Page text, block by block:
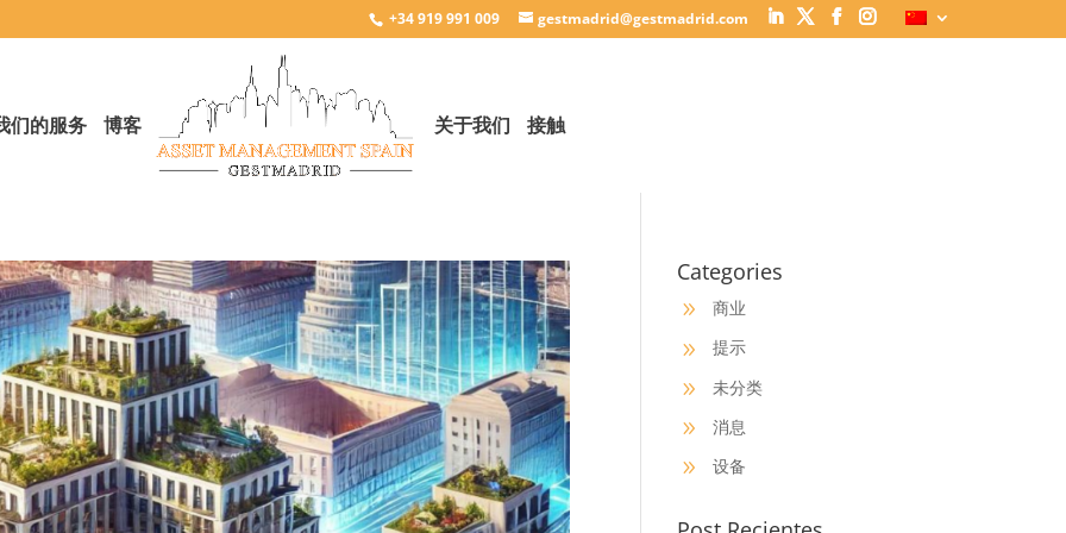
+34 919 991 009 gestmadrid@gestmadrid.com
们的服务 博客 关于我们 接触
Categories
9 商业
9 提示
9 未分类
9 消息
9 设备